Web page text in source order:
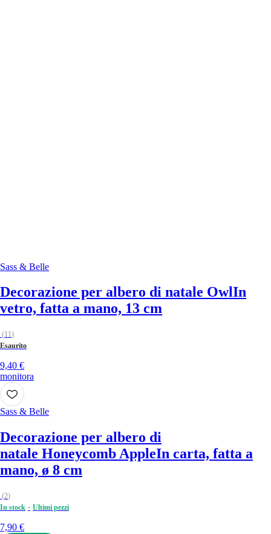
Sass & Belle
Decorazione per albero di natale OwlIn
vetro, fatta a mano, 13 cm
(11)
Esaurito
9,40 €
monitora
Sass & Belle
Decorazione per albero di
natale Honeycomb AppleIn carta, fatta a
mano, ø 8 cm
(2)
In stock
Ultimi pezzi
7,90 €